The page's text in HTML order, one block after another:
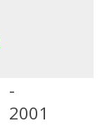
-
2001